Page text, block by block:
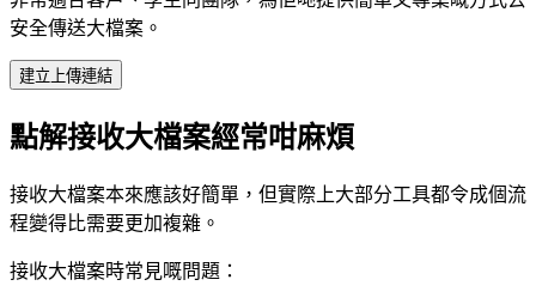
安全傳送大檔案。
建立上傳連結
點解接收大檔案經常咁麻煩
接收大檔案本來應該好簡單，但實際上大部分工具都令成個流
程變得比需要更加複雜。
接收大檔案時常見嘅問題：